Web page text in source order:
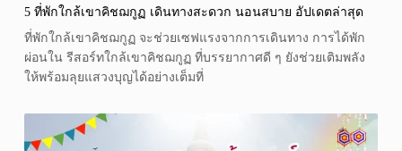
5 ที่พักใกล้เขาคิชฌกูฏ เดินทางสะดวก นอนสบาย อัปเดตล่าสุด
ที่พักใกล้เขาคิชฌกูฏ จะช่วยเซฟแรงจากการเดินทาง การได้พัก
ผ่อนใน รีสอร์ทใกล้เขาคิชฌกูฏ ที่บรรยากาศดี ๆ ยังช่วยเติมพลัง
ให้พร้อมลุยแสวงบุญได้อย่างเต็มที่